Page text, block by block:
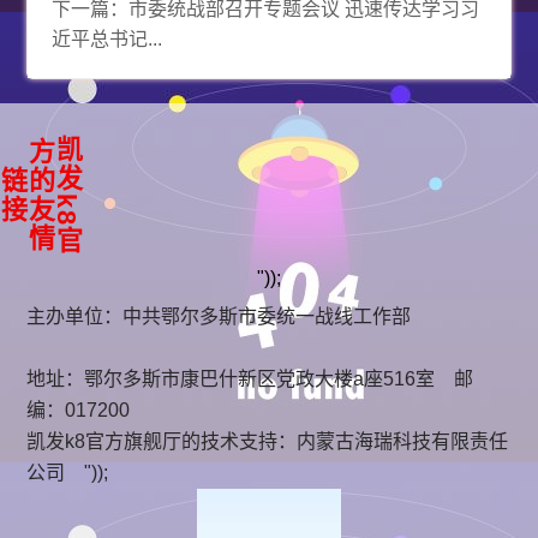
下一篇：市委统战部召开专题会议 迅速传达学习习
近平总书记...
凯
k
8
官
方
友
情
"));
主办单位：中共鄂尔多斯市委统一战线工作部
地址：鄂尔多斯市康巴什新区党政大楼a座516室 邮
编：017200
凯发k8官方旗舰厅的技术支持： 内蒙古海瑞科技有限责任
公司
"));